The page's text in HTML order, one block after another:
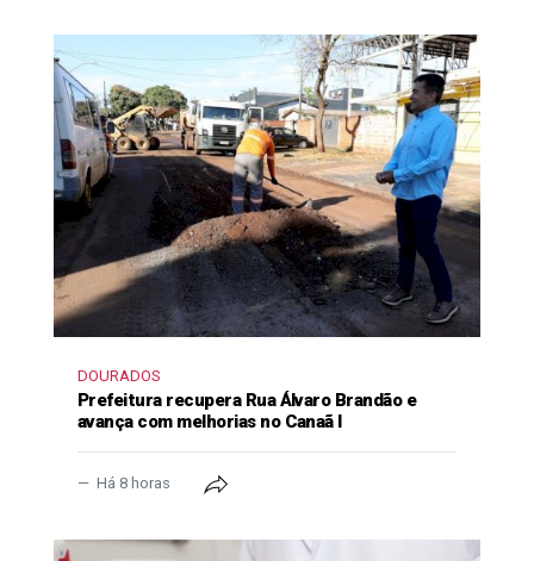
DOURADOS
Prefeitura recupera Rua Álvaro Brandão e
avança com melhorias no Canaã I
Há 8 horas